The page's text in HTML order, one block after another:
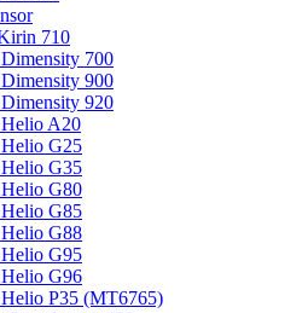
710
700
900
920
A20
G25
G35
G80
G85
G88
G95
G96
P35 (MT6765)